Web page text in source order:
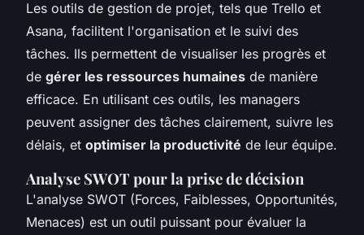
Les outils de gestion de projet, tels que Trello et
Asana, facilitent l'organisation et le suivi des
tâches. Ils permettent de visualiser les progrès et
de gérer les ressources humaines de manière
efficace. En utilisant ces outils, les managers
peuvent assigner des tâches clairement, suivre les
délais, et optimiser la productivité de leur équipe.
Analyse SWOT pour la prise de décision
L'analyse SWOT (Forces, Faiblesses, Opportunités,
Menaces) est un outil puissant pour évaluer la